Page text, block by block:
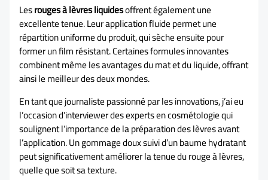
Lesrouges à lèvres liquidesoffrent également une
excellente tenue. Leur application fluide permet une
répartition uniforme du produit, qui sèche ensuite pour
former un film résistant. Certaines formules innovantes
combinent même les avantages du mat et du liquide, offrant
ainsi le meilleur des deux mondes.
En tant que journaliste passionné par les innovations, j’ai eu
l’occasion d’interviewer des experts en cosmétologie qui
soulignent l’importance de la préparation des lèvres avant
l’application. Un gommage doux suivi d’un baume hydratant
peut significativement améliorer la tenue du rouge à lèvres,
quelle que soit sa texture.